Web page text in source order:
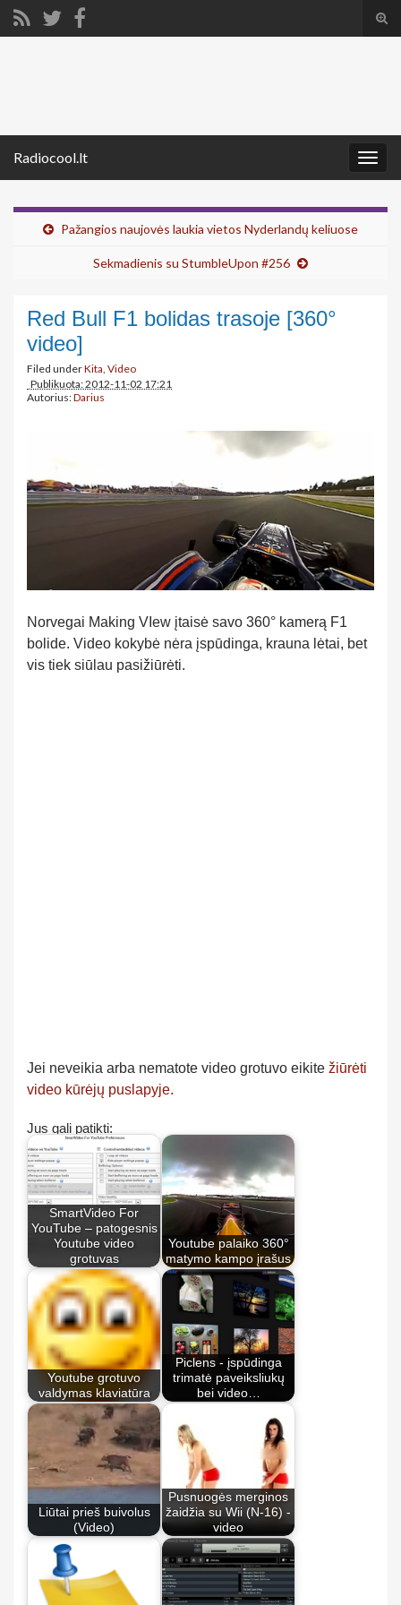
Radiocool.lt
Pažangios naujovės laukia vietos Nyderlandų keliuose
Sekmadienis su StumbleUpon #256
Red Bull F1 bolidas trasoje [360°
video]
Filed underKita, Video
Publikuota: 2012-11-02 17:21
Autorius:Darius
Norvegai Making VIew įtaisė savo 360° kamerą F1
bolide. Video kokybė nėra įspūdinga, krauna lėtai, bet
vis tiek siūlau pasižiūrėti.
Jei neveikia arba nematote video grotuvo eikite žiūrėti
video kūrėjų puslapyje.
Jus gali patikti:
SmartVideo For
YouTube – patogesnis
Youtube video
grotuvas
Youtube palaiko 360°
matymo kampo įrašus
Youtube grotuvo
valdymas klaviatūra
Piclens - įspūdinga
trimatė paveiksliukų
bei video…
Liūtai prieš buivolus
(Video)
Pusnuogės merginos
žaidžia su Wii (N-16) -
video